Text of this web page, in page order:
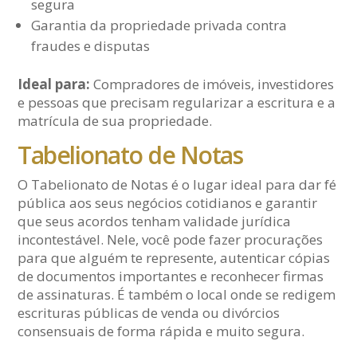
segura
Garantia da propriedade privada contra
fraudes e disputas
Ideal para: Compradores de imóveis, investidores
e pessoas que precisam regularizar a escritura e a
matrícula de sua propriedade.
Tabelionato de Notas
O Tabelionato de Notas é o lugar ideal para dar fé
pública aos seus negócios cotidianos e garantir
que seus acordos tenham validade jurídica
incontestável. Nele, você pode fazer procurações
para que alguém te represente, autenticar cópias
de documentos importantes e reconhecer firmas
de assinaturas. É também o local onde se redigem
escrituras públicas de venda ou divórcios
consensuais de forma rápida e muito segura.